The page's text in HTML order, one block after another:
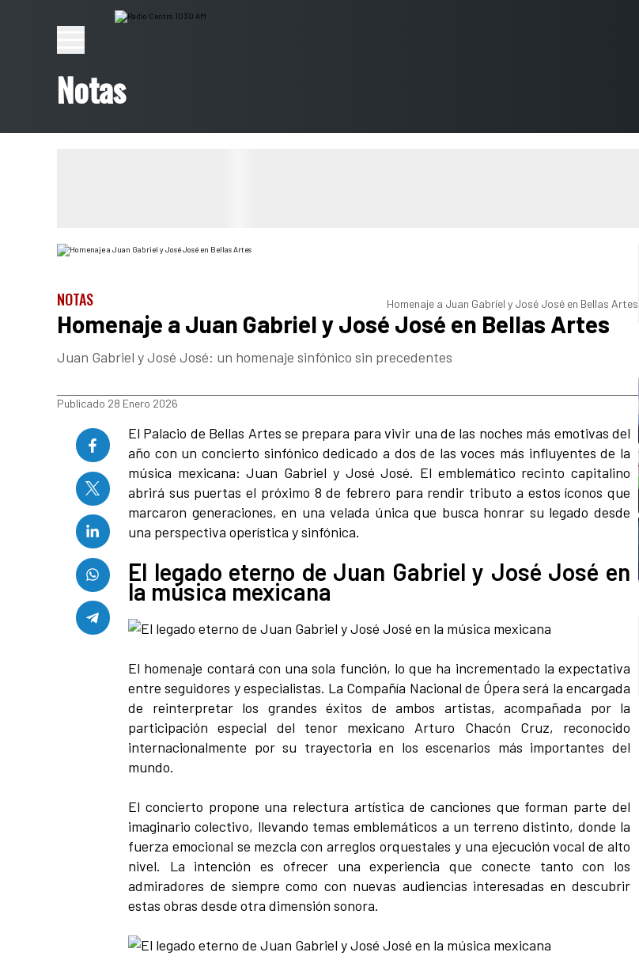
Notas
Homenaje a Juan Gabriel y José José en Bellas Artes
NOTAS
Homenaje a Juan Gabriel y José José en Bellas Artes
Juan Gabriel y José José: un homenaje sinfónico sin precedentes
Publicado 28 Enero 2026
El Palacio de Bellas Artes se prepara para vivir una de las noches más emotivas del
año con un concierto sinfónico dedicado a dos de las voces más influyentes de la
música mexicana: Juan Gabriel y José José. El emblemático recinto capitalino
abrirá sus puertas el próximo 8 de febrero para rendir tributo a estos íconos que
marcaron generaciones, en una velada única que busca honrar su legado desde
una perspectiva operística y sinfónica.
El legado eterno de Juan Gabriel y José José en
la música mexicana
El homenaje contará con una sola función, lo que ha incrementado la expectativa
entre seguidores y especialistas. La Compañía Nacional de Ópera será la encargada
de reinterpretar los grandes éxitos de ambos artistas, acompañada por la
participación especial del tenor mexicano Arturo Chacón Cruz, reconocido
internacionalmente por su trayectoria en los escenarios más importantes del
mundo.
El concierto propone una relectura artística de canciones que forman parte del
imaginario colectivo, llevando temas emblemáticos a un terreno distinto, donde la
fuerza emocional se mezcla con arreglos orquestales y una ejecución vocal de alto
nivel. La intención es ofrecer una experiencia que conecte tanto con los
admiradores de siempre como con nuevas audiencias interesadas en descubrir
estas obras desde otra dimensión sonora.